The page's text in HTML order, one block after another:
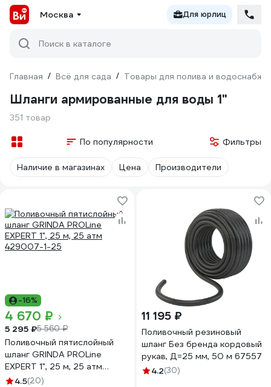
Москва Для юрлиц
Поиск в каталоге
Главная / Всё для сада / Товары для полива и
Шланги армированные для воды 1"
351 товар
По популярности Фильтры
Наличие в магазинах Цена Производители
-16%
4 670 ₽
5 295 ₽5 560 ₽
Поливочный пятислойный
шланг GRINDA PROLine
EXPERT 1", 25 м, 25 атм
429007-1-25
4.5(20)
11 195 ₽
Поливочный резиновый
шланг Без бренда кордовый
рукав, Д=25 мм, 50 м 67557
4.2(30)